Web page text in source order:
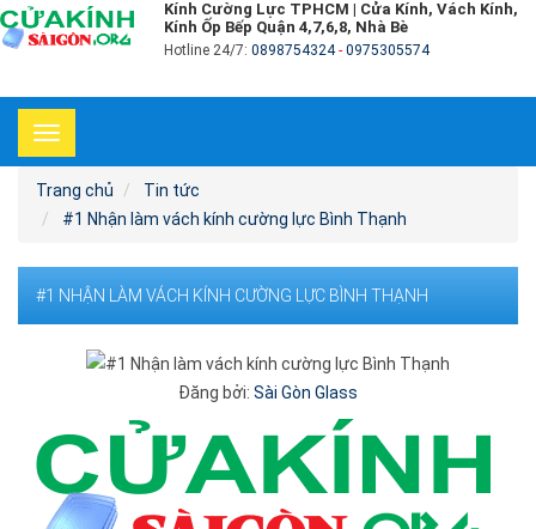
Kính Cường Lực TPHCM | Cửa Kính, Vách Kính,
Kính Ốp Bếp Quận 4,7,6,8, Nhà Bè
Hotline 24/7: 0898754324- 0975305574
Toggle
navigation
Trang chủ
Tin tức
#1 Nhận làm vách kính cường lực Bình Thạnh
#1 NHẬN LÀM VÁCH KÍNH CƯỜNG LỰC BÌNH THẠNH
Đăng bởi: Sài Gòn Glass